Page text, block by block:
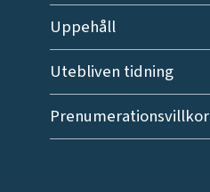
Uppehåll
Utebliven tidning
Prenumerationsvillkor